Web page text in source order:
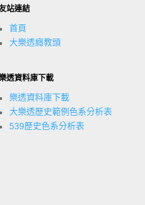
站連結
首頁
大樂透癮教頭
透資料庫下載
樂透資料庫下載
大樂透歷史範例色系分析表
539歷史色系分析表